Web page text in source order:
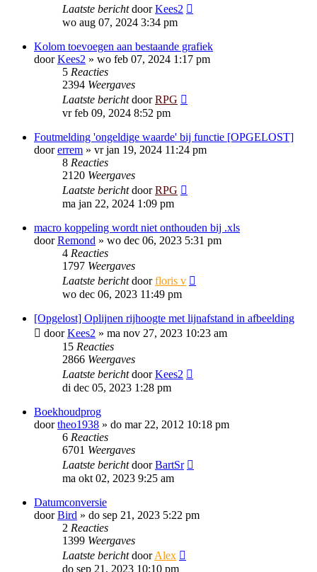
Laatste berichtdoorKees2
wo aug 07, 2024 3:34 pm
Kolom toevoegen aan bestaande grafiek
doorKees2 » wo feb 07, 2024 1:17 pm
5 Reacties
2394 Weergaves
Laatste berichtdoorRPG
vr feb 09, 2024 8:52 pm
Foutmelding 'ongeldige waarde' bij functie [OPGELOST]
doorerrem » vr jan 19, 2024 11:24 pm
8 Reacties
2120 Weergaves
Laatste berichtdoorRPG
ma jan 22, 2024 1:09 pm
macro koppeling wordt niet onthouden bij .xls
doorRemond » wo dec 06, 2023 5:31 pm
4 Reacties
1797 Weergaves
Laatste berichtdoorfloris v
wo dec 06, 2023 11:49 pm
[Opgelost] Oplijnen rijhoogte met lijnafstand in afbeelding
doorKees2 » ma nov 27, 2023 10:23 am
15 Reacties
2866 Weergaves
Laatste berichtdoorKees2
di dec 05, 2023 1:28 pm
Boekhoudprog
doortheo1938 » do mar 22, 2012 10:18 pm
6 Reacties
6701 Weergaves
Laatste berichtdoorBartSr
ma okt 02, 2023 9:25 am
Datumconversie
doorBird » do sep 21, 2023 5:22 pm
2 Reacties
1399 Weergaves
Laatste berichtdoorAlex
do sep 21, 2023 10:10 pm